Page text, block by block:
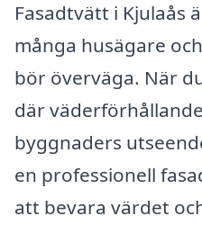
Fasadtvätt i Kjulaås
många husägare
bör överväga. När
där
byggnaders
en professionell
att bevara värdet